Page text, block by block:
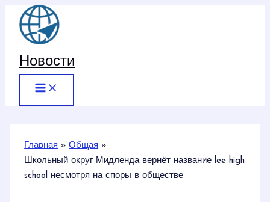
Перейти
содержимому
Новости
Главная
Общая
Школьный округ Мидленда вернёт название lee high
school несмотря на споры в обществе